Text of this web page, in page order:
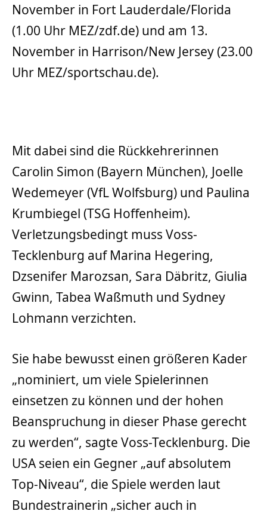
November in Fort Lauderdale/Florida
(1.00 Uhr MEZ/zdf.de) und am 13.
November in Harrison/New Jersey (23.00
Uhr MEZ/sportschau.de).
Mit dabei sind die Rückkehrerinnen
Carolin Simon (Bayern München), Joelle
Wedemeyer (VfL Wolfsburg) und Paulina
Krumbiegel (TSG Hoffenheim).
Verletzungsbedingt muss Voss-
Tecklenburg auf Marina Hegering,
Dzsenifer Marozsan, Sara Däbritz, Giulia
Gwinn, Tabea Waßmuth und Sydney
Lohmann verzichten.
Sie habe bewusst einen größeren Kader
„nominiert, um viele Spielerinnen
einsetzen zu können und der hohen
Beanspruchung in dieser Phase gerecht
zu werden“, sagte Voss-Tecklenburg. Die
USA seien ein Gegner „auf absolutem
Top-Niveau“, die Spiele werden laut
Bundestrainerin „sicher auch in